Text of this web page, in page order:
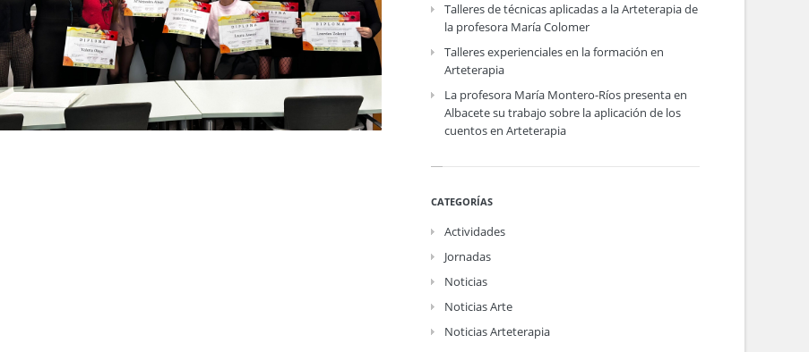
Talleres de técnicas aplicadas a la Arteterapia de
la profesora María Colomer
Talleres experienciales en la formación en
Arteterapia
La profesora María Montero-Ríos presenta en
Albacete su trabajo sobre la aplicación de los
cuentos en Arteterapia
CATEGORÍAS
Actividades
Jornadas
Noticias
Noticias Arte
Noticias Arteterapia